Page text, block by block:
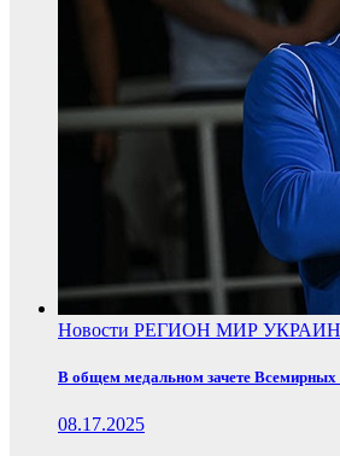
Новости РЕГИОН МИР
В общем медальном зачете Всемирных
08.17.2025